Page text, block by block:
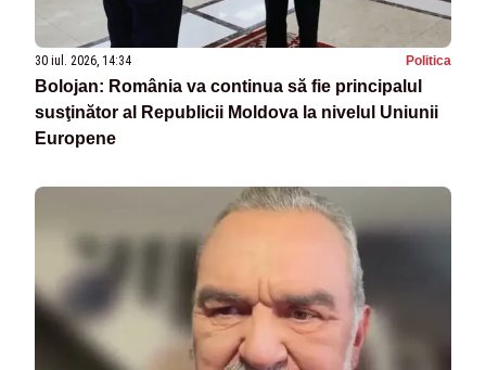
30 iul. 2026, 14:34 Politica
Bolojan: România va continua să fie principalul
susţinător al Republicii Moldova la nivelul Uniunii
Europene